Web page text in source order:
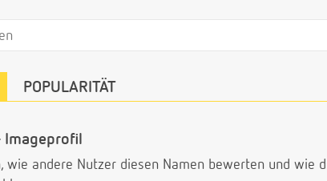
POPULARITÄT
Imageprofil
wie andere Nutzer diesen Namen bewerten und wie